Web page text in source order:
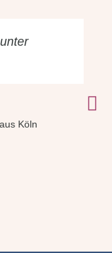
Köln